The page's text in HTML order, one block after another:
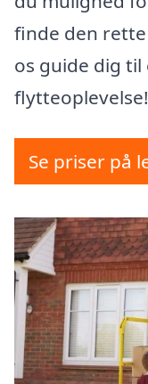
finde den
os guide dig
flytteoplevelse!
Se priser på